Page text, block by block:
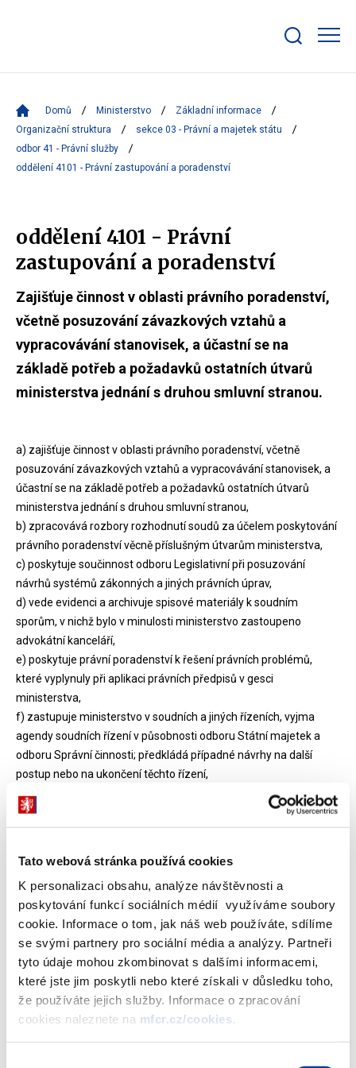
Tato webová stránka používá cookies
K personalizaci obsahu, analýze návštěvnosti a
poskytování funkcí sociálních médií využíváme soubory
cookie. Informace o tom, jak náš web používáte, sdílíme
se svými partnery pro sociální média a analýzy. Partneři
tyto údaje mohou zkombinovat s dalšími informacemi,
které jste jim poskytli nebo které získali v důsledku toho,
že používáte jejich služby. Informace o zpracování
cookies naleznete na mfcr.cz/cookies.
bar
Domů Ministerstvo
Základní informace
Organizační struktura
sekce 03 - Právní a majetek státu
odbor 41 - Právní služby
oddělení 4101 - Právní zastupování a poradenství
oddělení 4101 - Právní
zastupování a poradenství
Zajišťuje činnost v oblasti právního poradenství,
včetně posuzování závazkových vztahů a
vypracovávání stanovisek, a účastní se na
základě potřeb a požadavků ostatních útvarů
ministerstva jednání s druhou smluvní stranou.
a) zajišťuje činnost v oblasti právního poradenství, včetně
posuzování závazkových vztahů a vypracovávání stanovisek, a
účastní se na základě potřeb a požadavků ostatních útvarů
ministerstva jednání s druhou smluvní stranou,
b) zpracovává rozbory rozhodnutí soudů za účelem poskytování
právního poradenství věcně příslušným útvarům ministerstva,
c) poskytuje součinnost odboru Legislativní při posuzování
návrhů systémů zákonných a jiných právních úprav,
d) vede evidenci a archivuje spisové materiály k soudním
sporům, v nichž bylo v minulosti ministerstvo zastoupeno
advokátní kanceláří,
e) poskytuje právní poradenství k řešení právních problémů,
které vyplynuly při aplikaci právních předpisů v gesci
ministerstva,
f) zastupuje ministerstvo v soudních a jiných řízeních, vyjma
agendy soudních řízení v působnosti odboru Státní majetek a
odboru Správní činnosti; předkládá případné návrhy na další
postup nebo na ukončení těchto řízení,
g) podílí se na přípravě stanoviska v řízeních vedených před
Ústavním soudem ve věci zrušení zákonů a jiných právních
předpisů nebo posuzování souladu mezinárodních smluv podle
h) zastupuje ministerstvo v rámci sporů o náhradu škody jiné než
podle zákona č. 82/1998 Sb., zejména při přímé aplikovatelnosti
evropského práva nebo dle Listiny základních práv a svobod,
i) tvoří koncepce řešení věcně a právně nejsložitějších soudních
případů ministerstva,
j) poskytuje pro potřeby ostatních útvarů a orgánů a na jejich
žádost v konkrétních případech právní stanoviska k řešení
závažných právních problémů, které vyvstaly při aplikaci
právního předpisu v gesci ministerstva, a to v součinnosti s
odborem Legislativní a útvarem, který je legislativním gestorem